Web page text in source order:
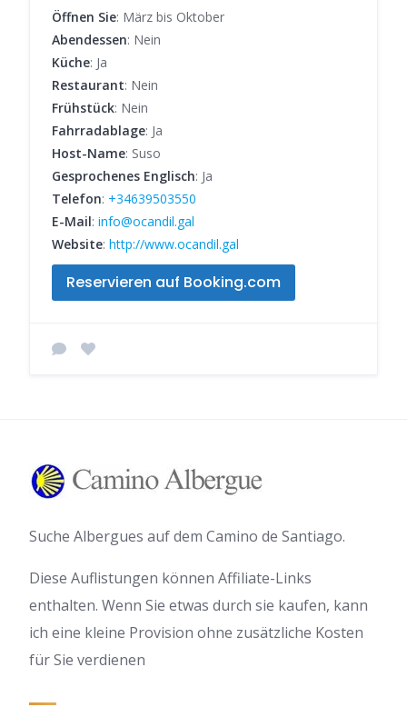
Öffnen Sie: März bis Oktober
Abendessen: Nein
Küche: Ja
Restaurant: Nein
Frühstück: Nein
Fahrradablage: Ja
Host-Name: Suso
Gesprochenes Englisch: Ja
Telefon: +34639503550
E-Mail: info@ocandil.gal
Website: http://www.ocandil.gal
Reservieren auf Booking.com
Suche Albergues auf dem Camino de Santiago.
Diese Auflistungen können Affiliate-Links
enthalten. Wenn Sie etwas durch sie kaufen, kann
ich eine kleine Provision ohne zusätzliche Kosten
für Sie verdienen